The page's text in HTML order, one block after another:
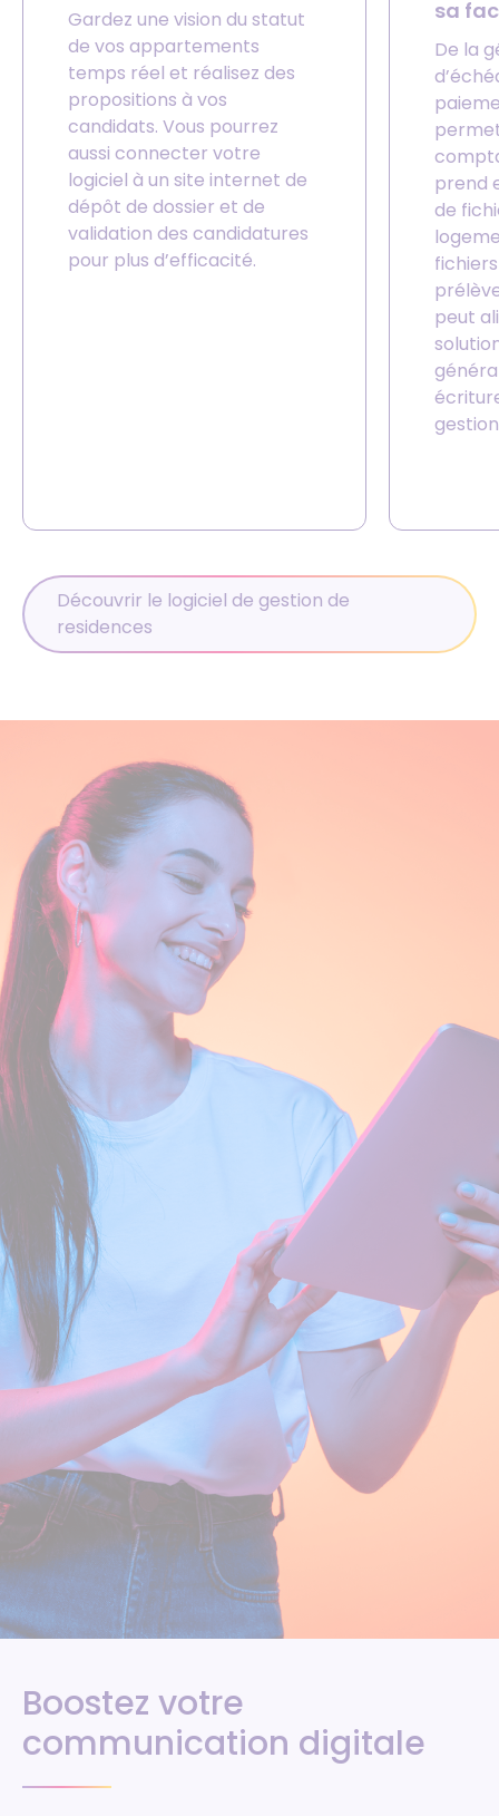
Gardez une vision du statut
de vos appartements
temps réel et réalisez des
propositions à vos
candidats. Vous pourrez
aussi connecter votre
logiciel à un site internet de
dépôt de dossier et de
validation des candidatures
pour plus d’efficacité.
sa
De la
prend
de
peut
Découvrir le logiciel de gestion de
residences
Boostez votre
communication digitale